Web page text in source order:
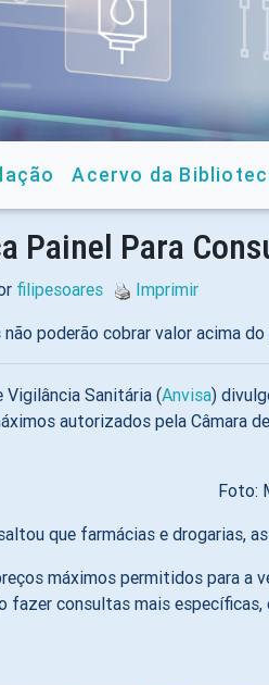
Acervo da
Painel Para
filipesoares
Imprimir
não poderão cobrar valor acima
Vigilância Sanitária (Anvisa)
autorizados pela Câmara
Foto:
que farmácias e drogarias,
máximos permitidos para a
fazer consultas mais